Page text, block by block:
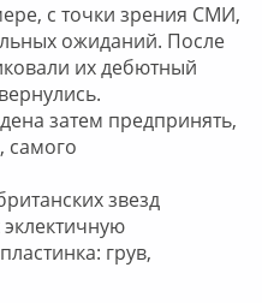
с точки зрения СМИ,
ожиданий. После
их дебютный
затем предпринять,
самого
звезд
грув,